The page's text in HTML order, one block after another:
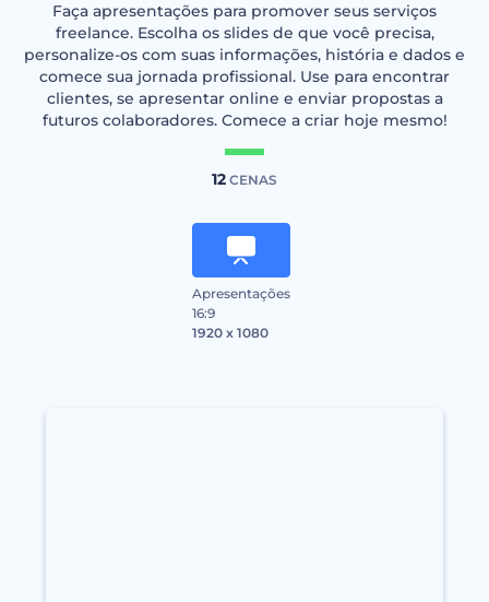
Faça apresentações para promover seus serviços
freelance. Escolha os slides de que você precisa,
personalize-os com suas informações, história e dados e
comece sua jornada profissional. Use para encontrar
clientes, se apresentar online e enviar propostas a
futuros colaboradores. Comece a criar hoje mesmo!
12 CENAS
Apresentações
16:9
1920 x 1080